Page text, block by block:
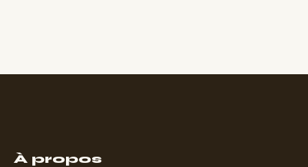
À propos